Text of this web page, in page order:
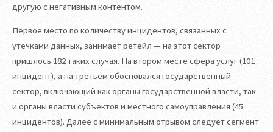
другую с негативным контентом.
Первое место по количеству инцидентов, связанных с
утечками данных, занимает ретейл — на этот сектор
пришлось 182 таких случая. На втором месте сфера услуг (101
инцидент), а на третьем обосновался государственный
сектор, включающий как органы государственной власти, так
и органы власти субъектов и местного самоуправления (45
инцидентов). Далее с минимальным отрывом следует сегмент